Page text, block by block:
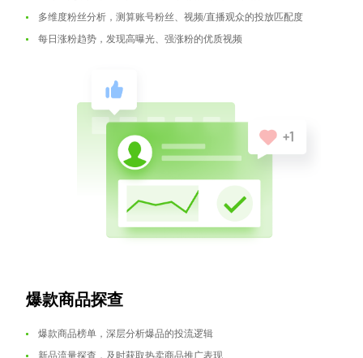
多维度粉丝分析，测算账号粉丝、视频/直播观众的投放匹配度
每日涨粉趋势，发现高曝光、强涨粉的优质视频
爆款商品探查
爆款商品榜单，深层分析爆品的投流逻辑
新品流量探查，及时获取热卖商品推广表现